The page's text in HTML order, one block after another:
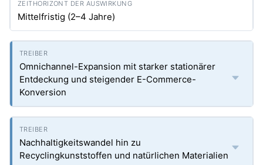
Mittelfristig (2–4 Jahre)
Omnichannel-Expansion mit starker stationärer
Entdeckung und steigender E-Commerce-
Konversion
Nachhaltigkeitswandel hin zu
Recyclingkunststoffen und natürlichen Materialien